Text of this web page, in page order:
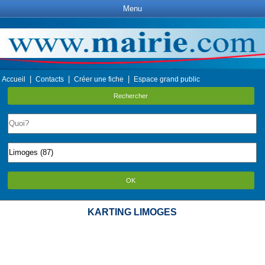
Menu
Accueil Contacts Créer une fiche Espace grand public
Rechercher
OK
KARTING LIMOGES